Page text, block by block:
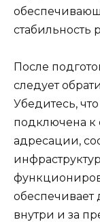
стабильность
После
следует
Убедитесь,
подключена к
адресации,
обеспечивает
внутри и за